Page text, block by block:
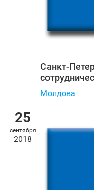
Молдова
25
сентября
2018